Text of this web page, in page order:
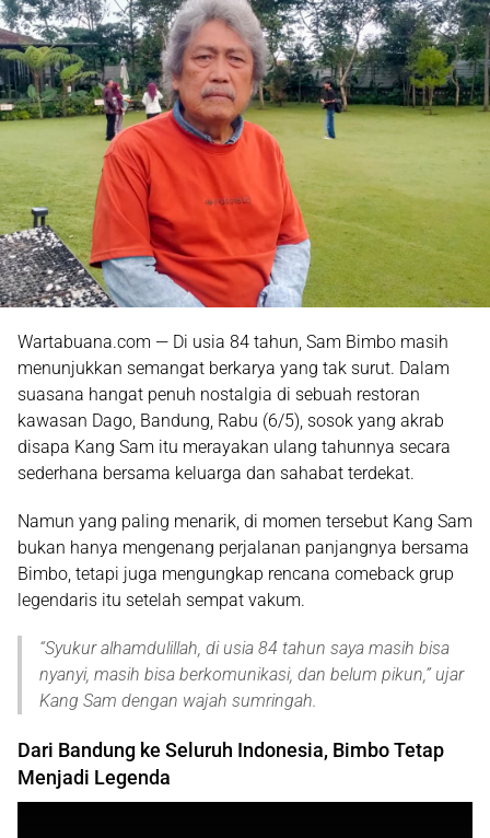
Wartabuana.com — Di usia 84 tahun, Sam Bimbo masih
menunjukkan semangat berkarya yang tak surut. Dalam
suasana hangat penuh nostalgia di sebuah restoran
kawasan Dago, Bandung, Rabu (6/5), sosok yang akrab
disapa Kang Sam itu merayakan ulang tahunnya secara
sederhana bersama keluarga dan sahabat terdekat.
Namun yang paling menarik, di momen tersebut Kang Sam
bukan hanya mengenang perjalanan panjangnya bersama
Bimbo, tetapi juga mengungkap rencana comeback grup
legendaris itu setelah sempat vakum.
“Syukur alhamdulillah, di usia 84 tahun saya masih bisa
nyanyi, masih bisa berkomunikasi, dan belum pikun,” ujar
Kang Sam dengan wajah sumringah.
Dari Bandung ke Seluruh Indonesia, Bimbo Tetap
Menjadi Legenda